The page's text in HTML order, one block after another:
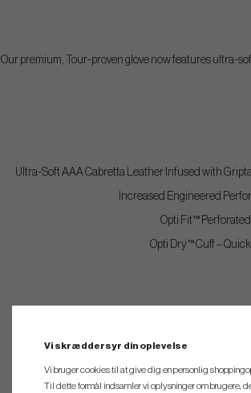
Our premium, Tour-proven glove now features ultra-
Ultra-Soft AAA Cabretta Leather Infused with
Increased Engineered
Opti Fit™
Opti Dry™ Cuff –
Vi skræddersyr din oplevelse
Vi bruger cookies til at give dig en personlig
Til dette formål indsamler vi oplysninger om brugere,